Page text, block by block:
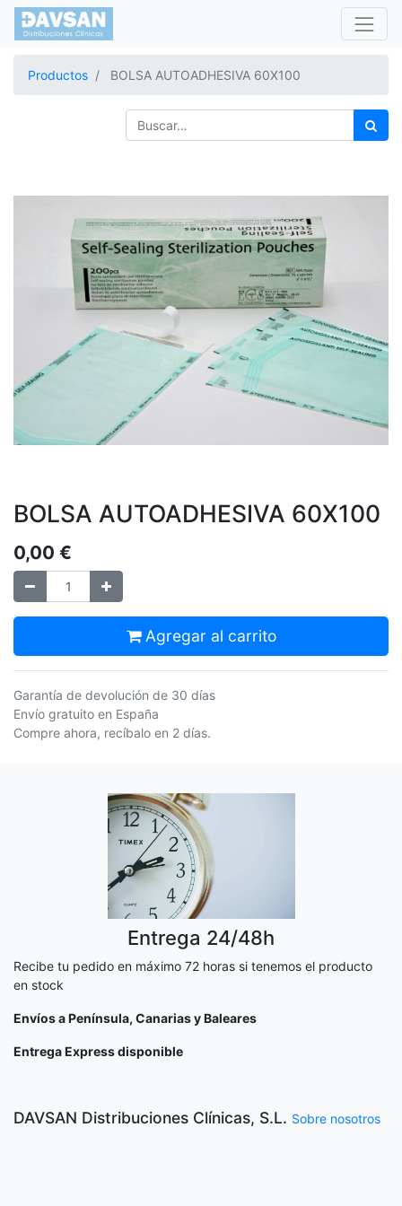
Productos BOLSA AUTOADHESIVA 60X100
BOLSA AUTOADHESIVA 60X100
0,00 €
Agregar al carrito
Garantía de devolución de 30 días
Envío gratuito en España
Compre ahora, recíbalo en 2 días.
Entrega 24/48h
Recibe tu pedido en máximo 72 horas si tenemos el producto
en stock
Envíos a Península, Canarias y Baleares
Entrega Express disponible
DAVSAN Distribuciones Clínicas, S.L. Sobre nosotros